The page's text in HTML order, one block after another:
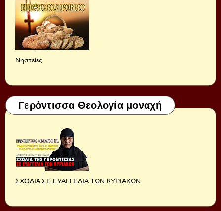
Νηστείες
Γερόντισσα Θεολογία μοναχή
ΣΧΟΛΙΑ ΣΕ ΕΥΑΓΓΕΛΙΑ ΤΩΝ ΚΥΡΙΑΚΩΝ